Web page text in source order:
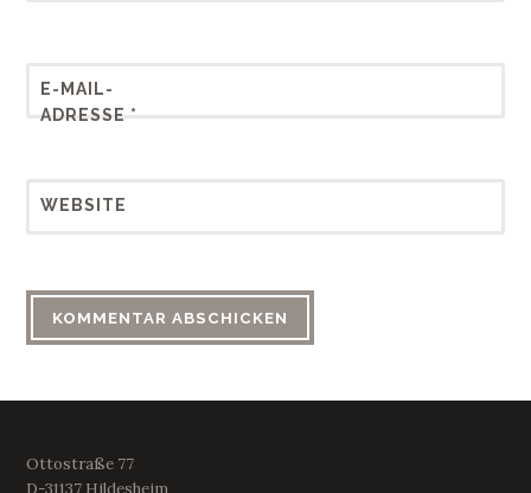
E-MAIL-
ADRESSE *
WEBSITE
Ottostraße 77
D-31137 Hildesheim